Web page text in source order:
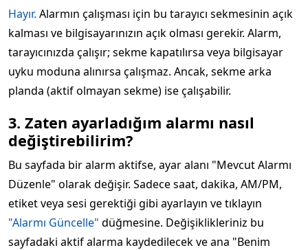
Hayır. Alarmın çalışması için bu tarayıcı sekmesinin açık
kalması ve bilgisayarınızın açık olması gerekir. Alarm,
tarayıcınızda çalışır; sekme kapatılırsa veya bilgisayar
uyku moduna alınırsa çalışmaz. Ancak, sekme arka
planda (aktif olmayan sekme) ise çalışabilir.
3. Zaten ayarladığım alarmı nasıl
değiştirebilirim?
Bu sayfada bir alarm aktifse, ayar alanı "Mevcut Alarmı
Düzenle" olarak değişir. Sadece saat, dakika, AM/PM,
etiket veya sesi gerektiği gibi ayarlayın ve tıklayın
"Alarmı Güncelle" düğmesine. Değişiklikleriniz bu
sayfadaki aktif alarma kaydedilecek ve ana "Benim